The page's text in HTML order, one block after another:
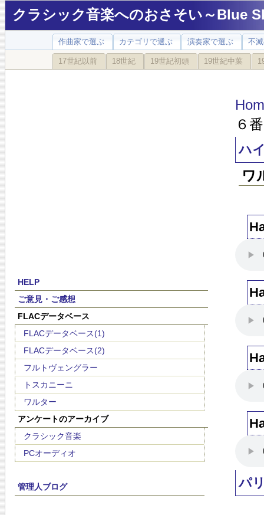
クラシック音楽へのおさそい～Blue
作曲家で選ぶ カテゴリで選ぶ 演奏家で選ぶ 不
17世紀以前 18世紀 19世紀初頭 19世紀中葉
HELP
ご意見・ご感想
FLACデータベース
FLACデータベース(1)
FLACデータベース(2)
フルトヴェングラー
トスカニーニ
ワルター
アンケートのアーカイブ
クラシック音楽
PCオーディオ
管理人ブログ
６番
ハ
ワ
パ